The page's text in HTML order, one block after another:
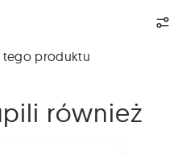
tego produktu
również